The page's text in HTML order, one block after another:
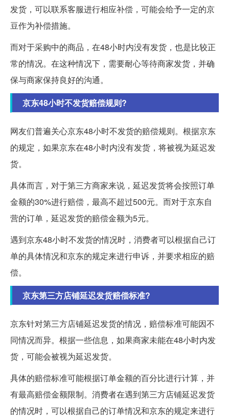
发货，可以联系客服进行相应补偿，可能会给予一定的京
豆作为补偿措施。
而对于采购中的商品，在48小时内没有发货，也是比较正
常的情况。在这种情况下，需要耐心等待商家发货，并确
保与商家保持良好的沟通。
京东48小时不发货赔偿规则?
网友们普遍关心京东48小时不发货的赔偿规则。根据京东
的规定，如果京东在48小时内没有发货，将被视为延迟发
货。
具体而言，对于第三方商家来说，延迟发货将会按照订单
金额的30%进行赔偿，最高不超过500元。而对于京东自
营的订单，延迟发货的赔偿金额为5元。
遇到京东48小时不发货的情况时，消费者可以根据自己订
单的具体情况和京东的规定来进行申诉，并要求相应的赔
偿。
京东第三方店铺延迟发货赔偿标准?
京东针对第三方店铺延迟发货的情况，赔偿标准可能因不
同情况而异。根据一些信息，如果商家未能在48小时内发
货，可能会被视为延迟发货。
具体的赔偿标准可能根据订单金额的百分比进行计算，并
有最高赔偿金额限制。消费者在遇到第三方店铺延迟发货
的情况时，可以根据自己的订单情况和京东的规定来进行